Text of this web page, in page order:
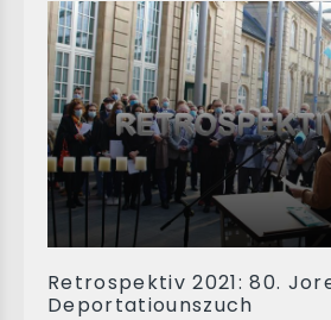
Retrospektiv 2021: 80.
Deportatiounszuch